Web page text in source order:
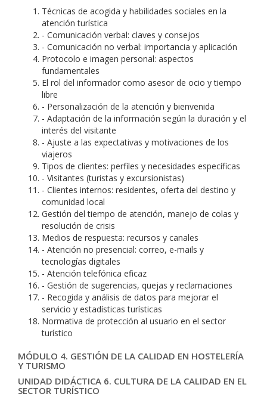
Técnicas de acogida y habilidades sociales en la
atención turística
- Comunicación verbal: claves y consejos
- Comunicación no verbal: importancia y aplicación
Protocolo e imagen personal: aspectos
fundamentales
El rol del informador como asesor de ocio y tiempo
libre
- Personalización de la atención y bienvenida
- Adaptación de la información según la duración y el
interés del visitante
- Ajuste a las expectativas y motivaciones de los
viajeros
Tipos de clientes: perfiles y necesidades específicas
- Visitantes (turistas y excursionistas)
- Clientes internos: residentes, oferta del destino y
comunidad local
Gestión del tiempo de atención, manejo de colas y
resolución de crisis
Medios de respuesta: recursos y canales
- Atención no presencial: correo, e-mails y
tecnologías digitales
- Atención telefónica eficaz
- Gestión de sugerencias, quejas y reclamaciones
- Recogida y análisis de datos para mejorar el
servicio y estadísticas turísticas
Normativa de protección al usuario en el sector
turístico
MÓDULO 4. GESTIÓN DE LA CALIDAD EN HOSTELERÍA
Y TURISMO
UNIDAD DIDÁCTICA 6. CULTURA DE LA CALIDAD EN EL
SECTOR TURÍSTICO